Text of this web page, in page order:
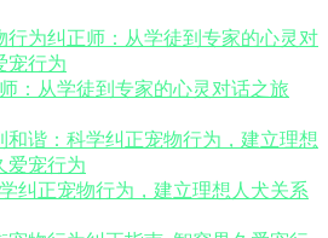
：从学徒到专家的心灵对话之旅
纠正宠物行为，建立理想人犬关系